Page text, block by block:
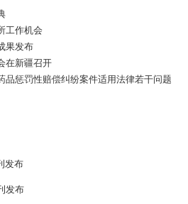
工作机会
果发布
在新疆召开
品惩罚性赔偿纠纷案件适用法律若干问题
发布
发布